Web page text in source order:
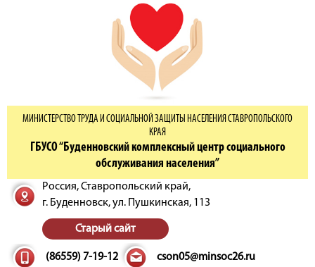
МИНИСТЕРСТВО ТРУДА И СОЦИАЛЬНОЙ ЗАЩИТЫ НАСЕЛЕНИЯ СТАВРОПОЛЬСКОГО
КРАЯ
ГБУСО “Буденновский комплексный центр социального
обслуживания населения”
Россия, Ставропольский край,
г. Буденновск,ул. Пушкинская, 113
Старый сайт
(86559) 7-19-12 cson05@minsoc26.ru